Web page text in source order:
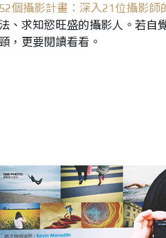
52個攝影計畫：深入21位攝影師
、求知慾旺盛的攝影人。若自
，更要閱讀看看。